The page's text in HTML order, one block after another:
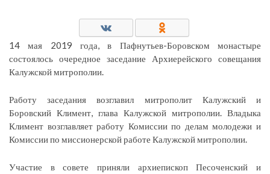
14 мая 2019 года, в Пафнутьев-Боровском монастыре
состоялось очередное заседание Архиерейского совещания
Калужской митрополии.
Работу заседания возглавил митрополит Калужский и
Боровский Климент, глава Калужской митрополии. Владыка
Климент возглавляет работу Комиссии по делам молодежи и
Комиссии по миссионерской работе Калужской митрополии.
Участие в совете приняли архиепископ Песоченский и